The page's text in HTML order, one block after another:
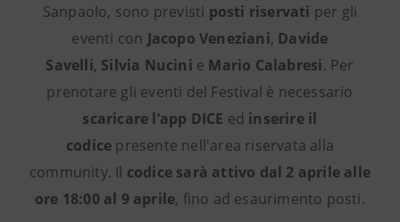
Sanpaolo, sono previsti posti riservati per gli
eventi con Jacopo Veneziani, Davide
Savelli, Silvia Nucini e Mario Calabresi. Per
prenotare gli eventi del Festival è necessario
scaricare l’app DICE ed inserire il
codice presente nell'area riservata alla
community. Il codice sarà attivo dal 2 aprile alle
ore 18:00 al 9 aprile, fino ad esaurimento posti.